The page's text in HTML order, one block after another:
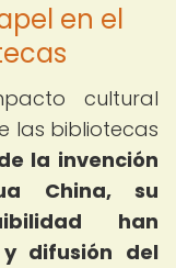
en el
cultural
las bibliotecas
la invención
China, su
han
difusión del